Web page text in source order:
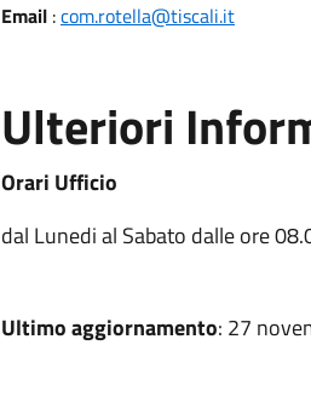
Email:com.rotella@tiscali.it
Ulteriori
Orari Ufficio
dal Lunedi al Sabato dalle ore
Ultimo aggiornamento: 27